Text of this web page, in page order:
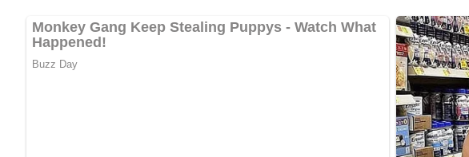
Ganz zum Schluss werdenSojabohnensprossenundgrüne Erbsennur kurz
ausgelöste, gewürfelte Hühnerfleisch wird ebenfalls erst am Ende
Sojasoße, die Würze und Tiefe bringt, und serviert mit Schnittlauchfür eine